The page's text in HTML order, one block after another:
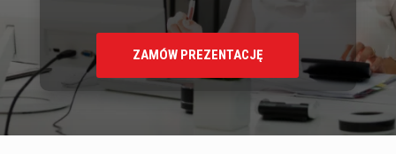
ZAMÓW PREZENTACJĘ